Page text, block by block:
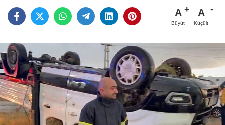
A
Büyüt
A
Küçült